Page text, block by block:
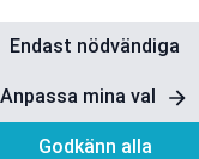
Endast nödvändiga
Anpassa mina val
Godkänn alla